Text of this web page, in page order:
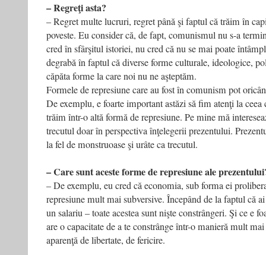
– Regreţi asta?
– Regret multe lucruri, regret până şi faptul că trăim în
poveste. Eu consider că, de fapt, comunismul nu s-a
cred în sfârşitul istoriei, nu cred că nu se mai poate
degrabă în faptul că diverse forme culturale, ideologice,
căpăta forme la care noi nu ne aşteptăm.
Formele de represiune care au fost în comunism pot
De exemplu, e foarte important astăzi să fim atenţi la
trăim într-o altă formă de represiune. Pe mine mă
trecutul doar în perspectiva înţelegerii prezentului.
la fel de monstruoase şi urâte ca trecutul.
– Care sunt aceste forme de represiune ale
– De exemplu, eu cred că economia, sub forma ei
represiune mult mai subversive. Începând de la faptul că
un salariu – toate acestea sunt nişte constrângeri. Şi ce e
are o capacitate de a te constrânge într-o manieră mult mai
aparenţă de libertate, de fericire.